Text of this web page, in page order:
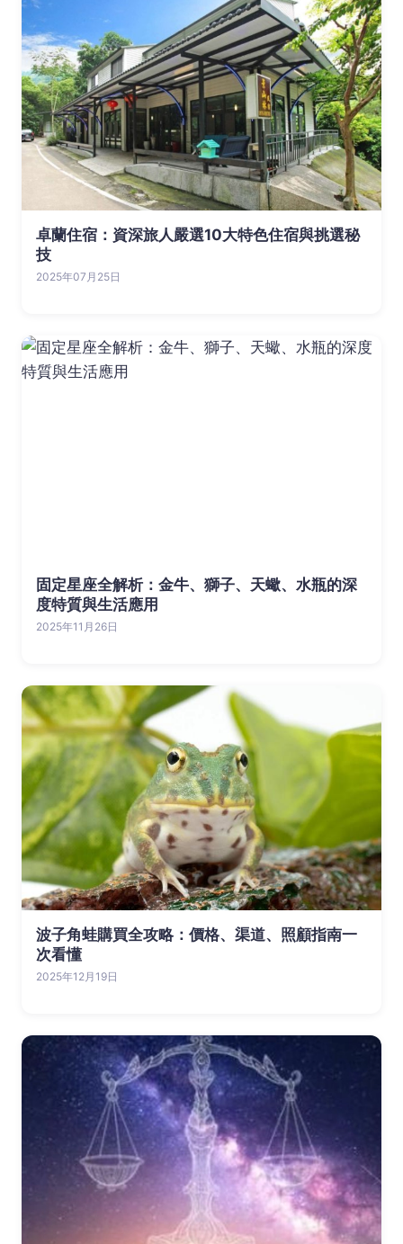
卓蘭住宿：資深旅人嚴選10大特色住宿與挑選秘
技
2025年07月25日
固定星座全解析：金牛、獅子、天蠍、水瓶的深
度特質與生活應用
2025年11月26日
波子角蛙購買全攻略：價格、渠道、照顧指南一
次看懂
2025年12月19日